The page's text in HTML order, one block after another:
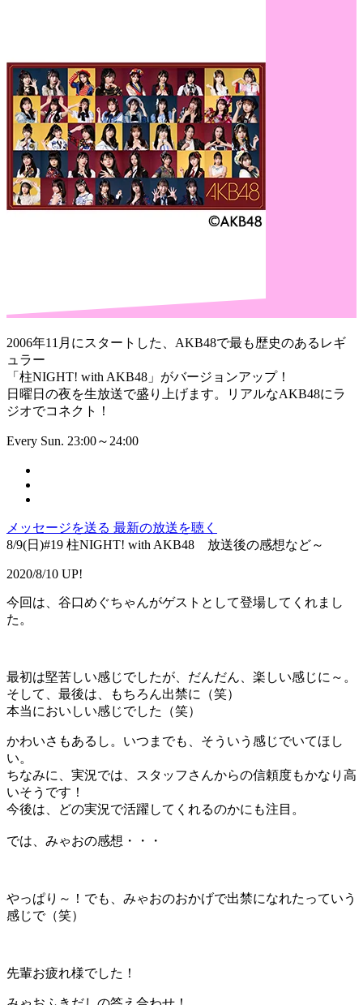
2006年11月にスタートした、AKB48で最も歴史のあるレギ
ュラー
「柱NIGHT! with AKB48」がバージョンアップ！
日曜日の夜を生放送で盛り上げます。リアルなAKB48にラ
ジオでコネクト！
Every Sun. 23:00～24:00
メッセージを送る 最新の放送を聴く
8/9(日)#19 柱NIGHT! with AKB48 放送後の感想など～
2020/8/10 UP!
今回は、谷口めぐちゃんがゲストとして登場してくれまし
た。
最初は堅苦しい感じでしたが、だんだん、楽しい感じに～。
そして、最後は、もちろん出禁に（笑）
本当においしい感じでした（笑）
かわいさもあるし。いつまでも、そういう感じでいてほし
い。
ちなみに、実況では、スタッフさんからの信頼度もかなり高
いそうです！
今後は、どの実況で活躍してくれるのかにも注目。
では、みゃおの感想・・・
やっぱり～！でも、みゃおのおかげで出禁になれたっていう
感じで（笑）
先輩お疲れ様でした！